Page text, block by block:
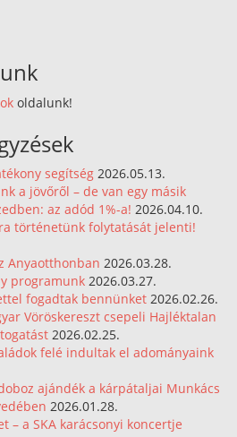
oldalunk!
segítség 2026.05.13.
a jövőről – de van egy másik
az adód 1%-a! 2026.04.10.
történetünk folytatását jelenti!
Anyaotthonban 2026.03.28.
programunk 2026.03.27.
fogadtak bennünket 2026.02.26.
Vöröskereszt csepeli Hajléktalan
2026.02.25.
felé indultak el adományaink
ajándék a kárpátaljai Munkács
2026.01.28.
– a SKA karácsonyi koncertje